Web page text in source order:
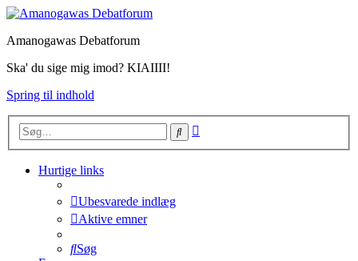
Amanogawas Debatforum
Ska' du sige mig imod? KIAIIII!
Spring til indhold
Søg
Hurtige links
Ubesvarede indlæg
Aktive emner
Søg